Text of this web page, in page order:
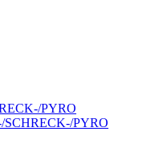
PYRO
PYRO